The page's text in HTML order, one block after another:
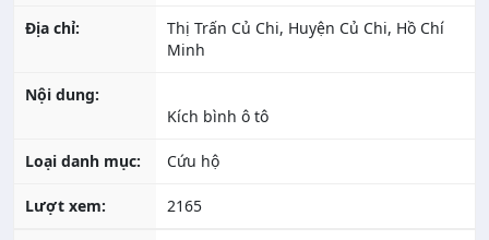
Địa chỉ:
Thị Trấn Củ Chi, Huyện Củ Chi, Hồ Chí
Minh
Nội dung:
Kích bình ô tô
Loại danh mục: Cứu hộ
Lượt xem: 2165